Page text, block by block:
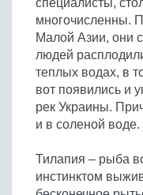
Бобовые
Яйца
Крупы
специалисты,
многочисленны.
Малой Азии, они
людей
теплых водах, в
вот появились и
рек Украины.
и в соленой воде.
Тилапия – рыба
инстинктом